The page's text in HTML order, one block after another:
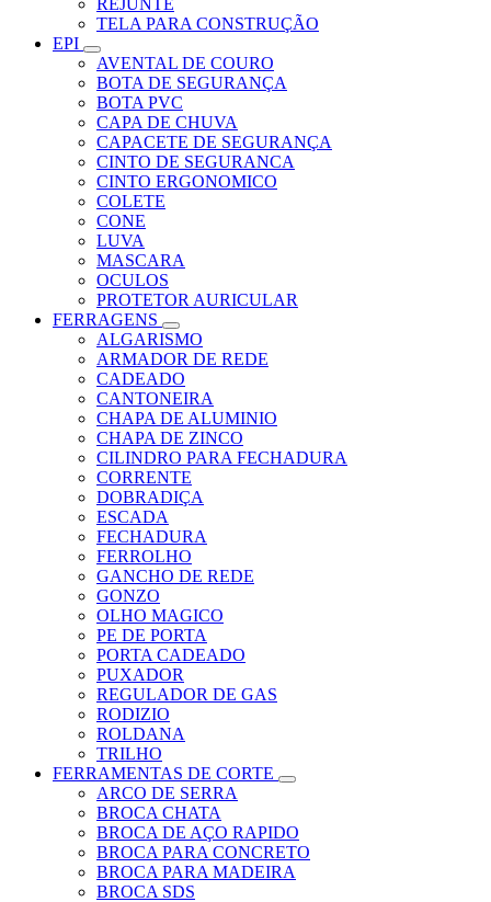
REJUNTE
TELA PARA CONSTRUÇÃO
EPI
AVENTAL DE COURO
BOTA DE SEGURANÇA
BOTA PVC
CAPA DE CHUVA
CAPACETE DE SEGURANÇA
CINTO DE SEGURANCA
CINTO ERGONOMICO
COLETE
CONE
LUVA
MASCARA
OCULOS
PROTETOR AURICULAR
FERRAGENS
ALGARISMO
ARMADOR DE REDE
CADEADO
CANTONEIRA
CHAPA DE ALUMINIO
CHAPA DE ZINCO
CILINDRO PARA FECHADURA
CORRENTE
DOBRADIÇA
ESCADA
FECHADURA
FERROLHO
GANCHO DE REDE
GONZO
OLHO MAGICO
PE DE PORTA
PORTA CADEADO
PUXADOR
REGULADOR DE GAS
RODIZIO
ROLDANA
TRILHO
FERRAMENTAS DE CORTE
ARCO DE SERRA
BROCA CHATA
BROCA DE AÇO RAPIDO
BROCA PARA CONCRETO
BROCA PARA MADEIRA
BROCA SDS